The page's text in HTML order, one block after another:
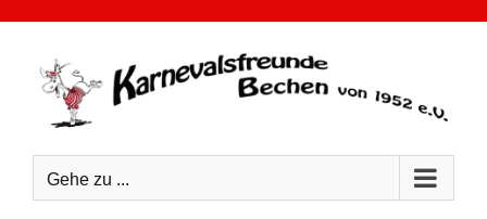
Gehe zu ...